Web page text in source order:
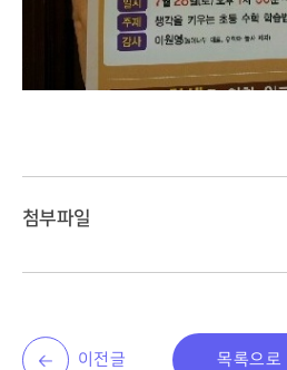
첨부파일
이전글 목록으로